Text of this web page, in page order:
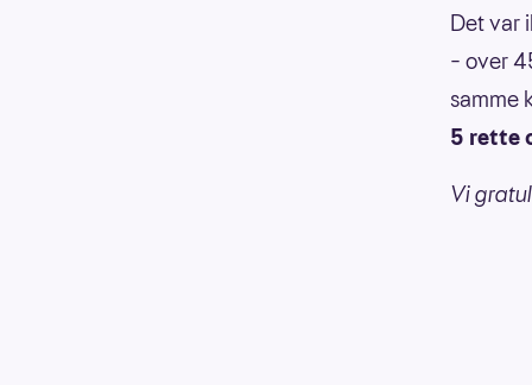
Det var
– over
samme
5 rette
Vi